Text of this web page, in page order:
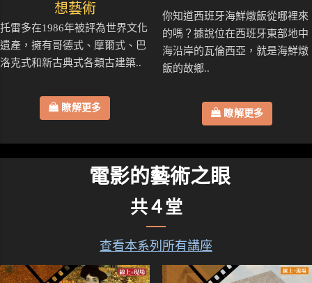
想藝術
托雷多在1986年被評為世界文化
遺產，擁有哥德式、摩爾式、巴
洛克式和新古典式各類古建築..
瞭解更多
你知道西班牙海鮮燉飯從哪裡來
的嗎？據說位在西班牙東部地中
海沿岸的瓦倫西亞，就是海鮮燉
飯的故鄉..
瞭解更多
電影的藝術之眼
共４堂
查看本系列所有講座